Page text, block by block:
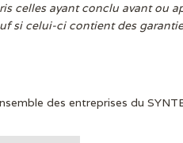
celles ayant conclu avant ou
si celui-ci contient des
des entreprises du